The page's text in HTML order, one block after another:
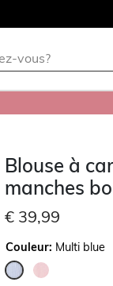
Blouse à
manches
€ 39,99
Couleur: Multi blue